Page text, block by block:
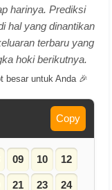
harinya. Prediksi
hal yang dinantikan
terbaru yang
hoki berikutnya.
besar untuk Anda 🎉
Copy
09 10 12
21 23 24